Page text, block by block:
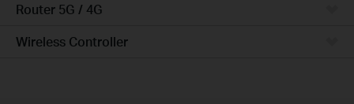
Router 5G / 4G
Wireless Controller